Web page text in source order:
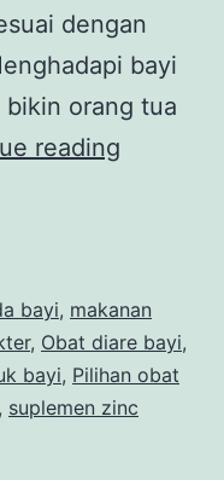
dengan
bayi
orang tua
reading
Bayi
yang
Aman
bayi, makanan
, Obat diare bayi,
bayi, Pilihan obat
, suplemen zinc